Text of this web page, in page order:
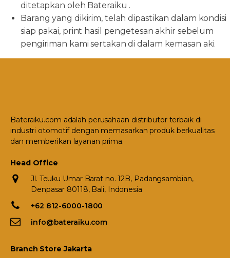
ditetapkan oleh Bateraiku .
Barang yang dikirim, telah dipastikan dalam kondisi
siap pakai, print hasil pengetesan akhir sebelum
pengiriman kami sertakan di dalam kemasan aki.
Bateraiku.com adalah perusahaan distributor terbaik di
industri otomotif dengan memasarkan produk berkualitas
dan memberikan layanan prima.
Head Office
Jl. Teuku Umar Barat no. 12B, Padangsambian,
Denpasar 80118, Bali, Indonesia
+62 812-6000-1800
info@bateraiku.com
Branch Store Jakarta